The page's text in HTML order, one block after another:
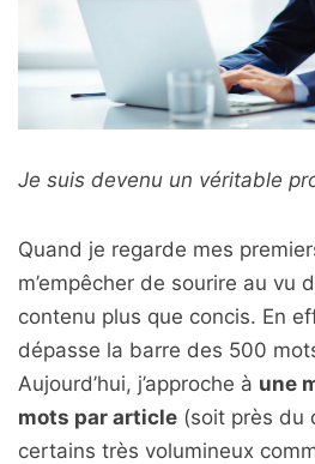
Je suis devenu un véritable
Quand je regarde mes
m’empêcher de sourire au vu
contenu plus que concis. En
dépasse la barre des 500
Aujourd’hui, j’approche à une
mots par article (soit près du
certains très volumineux